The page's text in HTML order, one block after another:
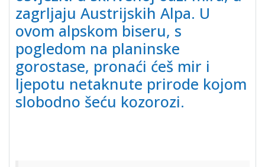
zagrljaju Austrijskih Alpa. U
ovom alpskom biseru, s
pogledom na planinske
gorostase, pronaći ćeš mir i
ljepotu netaknute prirode kojom
slobodno šeću kozorozi.